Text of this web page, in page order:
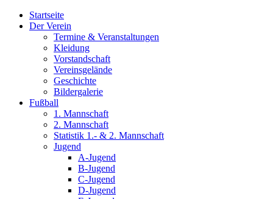
Startseite
Der Verein
Termine & Veranstaltungen
Kleidung
Vorstandschaft
Vereinsgelände
Geschichte
Bildergalerie
Fußball
1. Mannschaft
2. Mannschaft
Statistik 1.- & 2. Mannschaft
Jugend
A-Jugend
B-Jugend
C-Jugend
D-Jugend